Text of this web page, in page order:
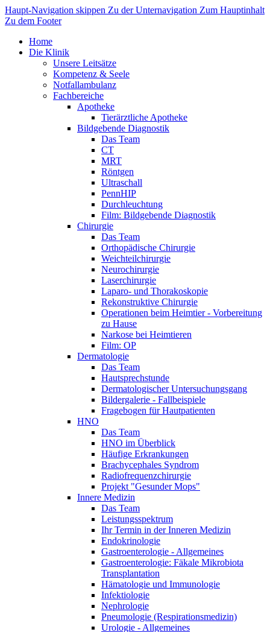
Haupt-Navigation skippen Zu der Unternavigation Zum Hauptinhalt
Zu dem Footer
Home
Die Klinik
Unsere Leitsätze
Kompetenz & Seele
Notfallambulanz
Fachbereiche
Apotheke
Tierärztliche Apotheke
Bildgebende Diagnostik
Das Team
CT
MRT
Röntgen
Ultraschall
PennHIP
Durchleuchtung
Film: Bildgebende Diagnostik
Chirurgie
Das Team
Orthopädische Chirurgie
Weichteilchirurgie
Neurochirurgie
Laserchirurgie
Laparo- und Thorakoskopie
Rekonstruktive Chirurgie
Operationen beim Heimtier - Vorbereitung
zu Hause
Narkose bei Heimtieren
Film: OP
Dermatologie
Das Team
Hautsprechstunde
Dermatologischer Untersuchungsgang
Bildergalerie - Fallbeispiele
Fragebogen für Hautpatienten
HNO
Das Team
HNO im Überblick
Häufige Erkrankungen
Brachycephales Syndrom
Radiofrequenzchirurgie
Projekt "Gesunder Mops"
Innere Medizin
Das Team
Leistungsspektrum
Ihr Termin in der Inneren Medizin
Endokrinologie
Gastroenterologie - Allgemeines
Gastroenterologie: Fäkale Mikrobiota
Transplantation
Hämatologie und Immunologie
Infektiologie
Nephrologie
Pneumologie (Respirationsmedizin)
Urologie - Allgemeines